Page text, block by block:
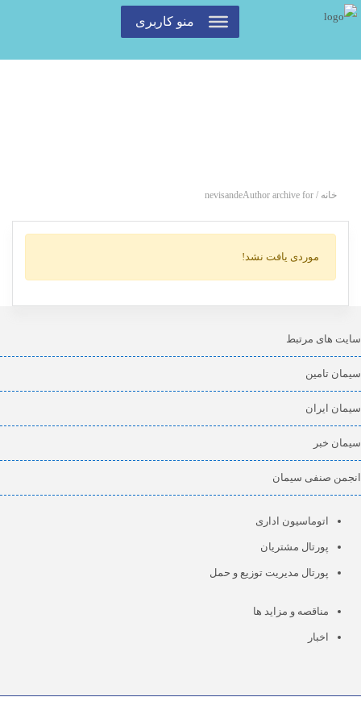
منو کاربری
خانه /
nevisande
موردی یافت نشد!
سایت های مرتبط
سیمان تامین
سیمان ایران
سیمان خبر
انجمن صنفی سیمان
اتوماسیون اداری
پورتال مشتریان
پورتال مدیریت توزیع و حمل
مناقصه و مزاید ها
اخبار